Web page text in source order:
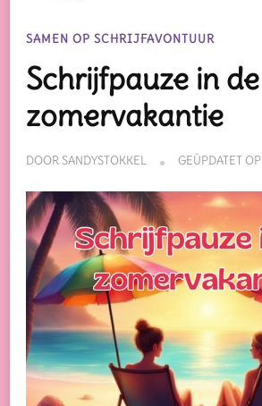
SAMEN OP SCHRIJFAVONTUUR
Schrijfpauze in de
zomervakantie
DOORSANDYSTOKKEL GEÜPDATET OP